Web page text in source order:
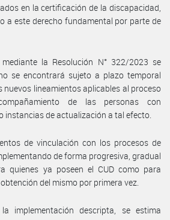
en la certificación de la discapacidad,
a este derecho fundamental por parte de
la Resolución N° 322/2023 se
se encontrará sujeto a plazo temporal
lineamientos aplicables al proceso
de las personas con
instancias de actualización a tal efecto.
de vinculación con los procesos de
de forma progresiva, gradual
quienes ya poseen el CUD como para
del mismo por primera vez.
implementación descripta, se estima